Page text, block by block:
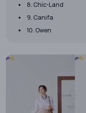
8. Chic-Land
9. Canifa
10. Owen